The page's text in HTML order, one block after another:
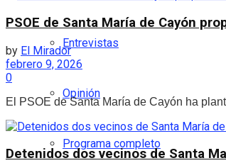
Entrevistas
Opinión
Programa completo
PSOE de Santa María de Cayón
by El Mirador
febrero 9, 2026
0
El PSOE de Santa María de Cayón ha
Detenidos dos vecinos de Santa